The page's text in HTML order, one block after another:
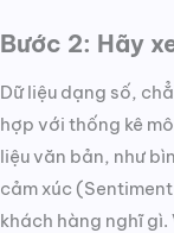
Bước 2: Hãy
Dữ liệu dạng số,
hợp với thống kê
liệu văn bản, như
cảm xúc
khách hàng nghĩ